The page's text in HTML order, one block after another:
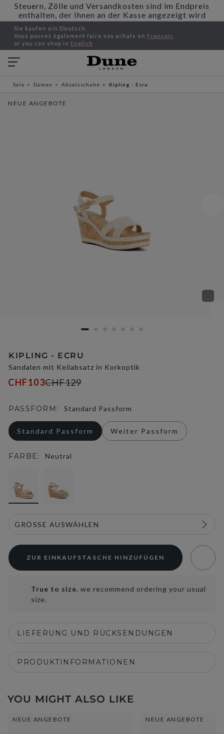
Steuern, Zölle und Versandkosten sind im Endpreis
enthalten, der Ihnen an der Kasse angezeigt wird
Sie kaufen ein Deutsch.
Vous pouvez également faire vos achats en Francais
or you can shop in English
Sale Damen Absatzschuhe Kipling - Ecru
NEUE ANGEBOTE
KIPLING - ECRU
Sandalen mit Keilabsatz in Korkoptik
CHF103CHF129
PASSFORM: Standard Passform
Standard Passform Weiter Passform
FARBE: Neutral
ZUR EINKAUFSTASCHE HINZUFÜGEN
True to size, we recommend ordering your usual
size.
LIEFERUNG UND RÜCKSENDUNGEN
PRODUKTINFORMATIONEN
YOU MIGHT ALSO LIKE
NEUE ANGEBOTE NEUE ANGEBOTE